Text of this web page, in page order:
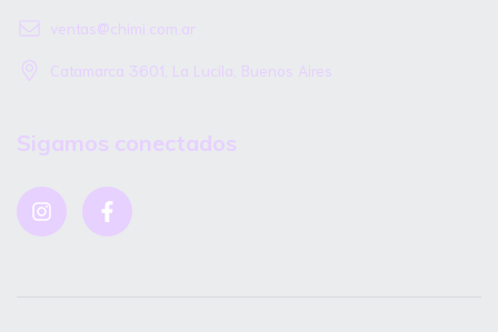
ventas@chimi.com.ar
Catamarca 3601, La Lucila, Buenos Aires
Sigamos conectados